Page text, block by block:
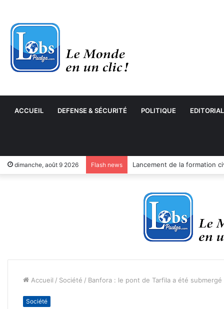
ACCUEIL DEFENSE & SÉCURITÉ POLITIQUE EDITORIAL
dimanche, août 9 2026 Flash news
Accueil / Société / Banfora : le pont de Tarfila a été
Société